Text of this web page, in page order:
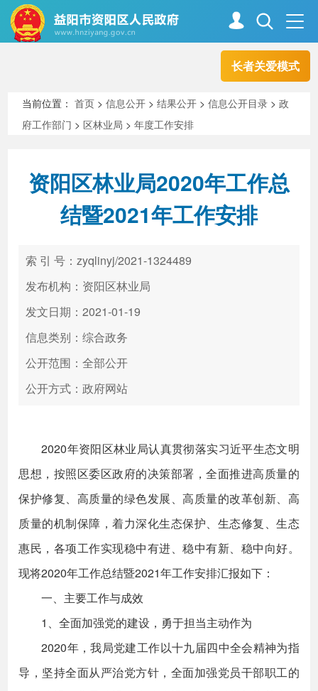
长者关爱模式
走进资阳
新闻中心 解读回应
政务服务
高效办成一件事
当前位置：首页 >信息公开 >结果公开 >信息公开目录 >政
府工作部门 > 区林业局 >年度工作安排
资阳区林业局2020年工作总
结暨2021年工作安排
索 引 号：zyqlinyj/2021-1324489
发布机构：资阳区林业局
发文日期：2021-01-19
信息类别：综合政务
公开范围：全部公开
公开方式：政府网站
2020年资阳区林业局认真贯彻落实习近平生态文明
思想，按照区委区政府的决策部署，全面推进高质量的
保护修复、高质量的绿色发展、高质量的改革创新、高
质量的机制保障，着力深化生态保护、生态修复、生态
惠民，各项工作实现稳中有进、稳中有新、稳中向好。
现将2020年工作总结暨2021年工作安排汇报如下：
一、主要工作与成效
1、全面加强党的建设，勇于担当主动作为
2020年，我局党建工作以十九届四中全会精神为指
导，坚持全面从严治党方针，全面加强党员干部职工的